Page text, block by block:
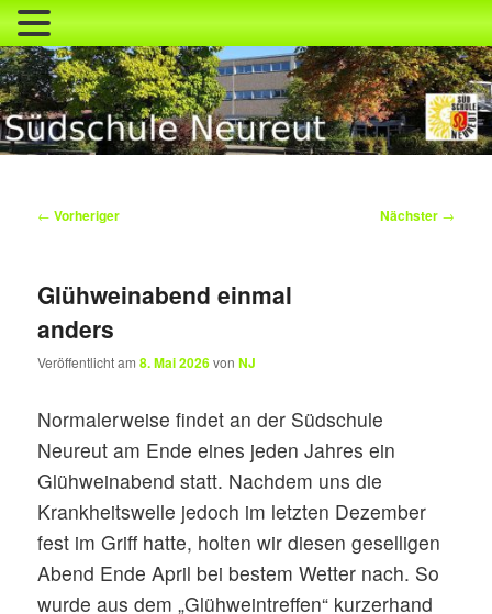
Zum
primären
Inhalt
springen
Beitragsnavigation
← Vorheriger Nächster →
Glühweinabend einmal
anders
Veröffentlicht am8. Mai 2026vonNJ
Normalerweise findet an der Südschule
Neureut am Ende eines jeden Jahres ein
Glühweinabend statt. Nachdem uns die
Krankheitswelle jedoch im letzten Dezember
fest im Griff hatte, holten wir diesen geselligen
Abend Ende April bei bestem Wetter nach. So
wurde aus dem „Glühweintreffen“ kurzerhand